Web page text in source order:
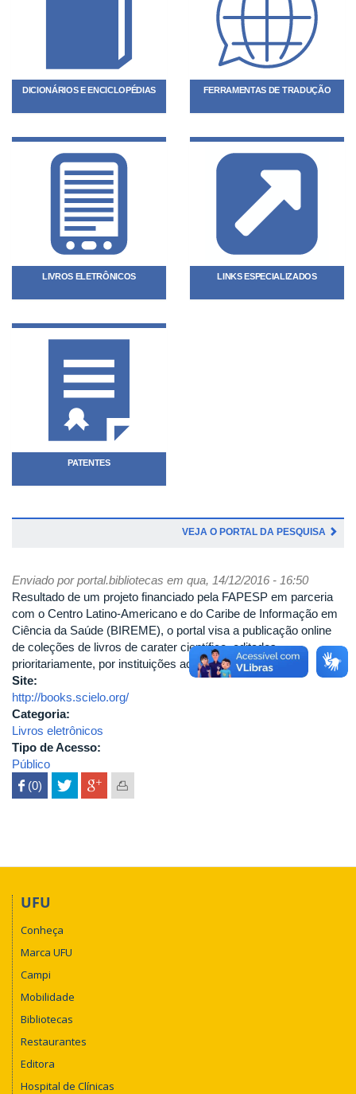
DICIONÁRIOS E ENCICLOPÉDIAS FERRAMENTAS DE TRADUÇÃO
LIVROS ELETRÔNICOS LINKS ESPECIALIZADOS
PATENTES
VEJA O PORTAL DA PESQUISA
Enviado porportal.bibliotecas em qua, 14/12/2016 - 16:50
Resultado de um projeto financiado pela FAPESP em parceria
com o Centro Latino-Americano e do Caribe de Informação em
Ciência da Saúde (BIREME), o portal visa a publicação online
de coleções de livros de carater científico, editados
prioritariamente, por instituições acadêmicas.
Site:
http://books.scielo.org/
Categoria:
Livros eletrônicos
Tipo de Acesso:
Público
 (0)
UFU
Conheça
Marca UFU
Campi
Mobilidade
Bibliotecas
Restaurantes
Editora
Hospital de Clínicas